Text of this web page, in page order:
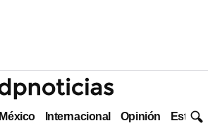
México Internacional Opinión Estilo